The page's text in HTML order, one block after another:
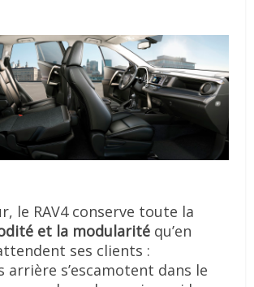
le RAV4 conserve toute la
et la modularité qu’en
ses clients :
arrière s’escamotent dans le